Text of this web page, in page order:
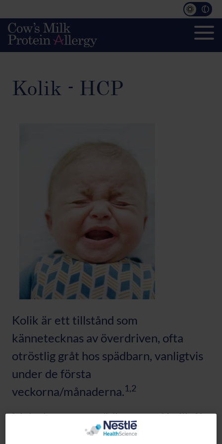
Kolik - HCP
Kolik är ett tillstånd som
kännetecknas av överdriven, ofta
otröstlig gråt hos spädbarn, vanligtvis
under de första
veckorna/månaderna.1,2
Majoriteten av spädbarn med kolik får
symtomförbättringar vid 3 månaders